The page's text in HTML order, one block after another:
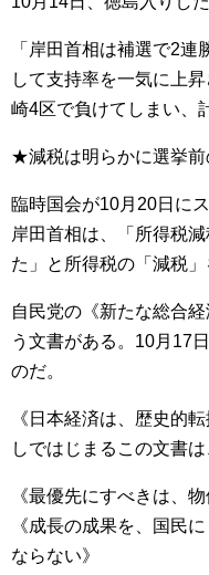
「岸田首相は補選で2
して支持率を一気に上
崎4区で負けてしまい、
★減税は明らかに選挙前
臨時国会が10月20日に
岸田首相は、「所得税
た」と所得税の「減税
自民党の《新たな総合
う文書がある。10月17
のだ。
《日本経済は、歴史的
しではじまるこの文書は
《最優先にすべきは、
《成長の成果を、国民
ならない》